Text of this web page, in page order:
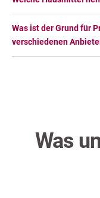
Was ist der Grund für
verschiedenen
Was